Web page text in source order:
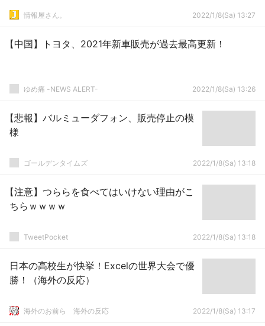
情報屋さん。 2022/1/8(Sa) 13:27
【中国】トヨタ、2021年新車販売が過去最高更新！
ゆめ痛 -NEWS ALERT- 2022/1/8(Sa) 13:26
【悲報】バルミューダフォン、販売停止の模
様
ゴールデンタイムズ 2022/1/8(Sa) 13:18
【注意】つららを食べてはいけない理由がこ
ちらｗｗｗｗ
TweetPocket 2022/1/8(Sa) 13:18
日本の高校生が快挙！Excelの世界大会で優
勝！（海外の反応）
海外のお前ら 海外の反応 2022/1/8(Sa) 13:17